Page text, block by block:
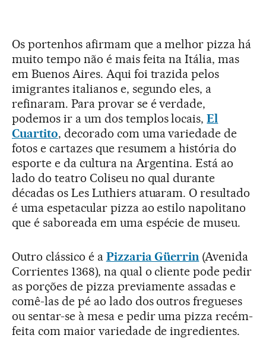
Os portenhos afirmam que a melhor pizza há
muito tempo não é mais feita na Itália, mas
em Buenos Aires. Aqui foi trazida pelos
imigrantes italianos e, segundo eles, a
refinaram. Para provar se é verdade,
podemos ir a um dos templos locais,El
Cuartito, decorado com uma variedade de
fotos e cartazes que resumem a história do
esporte e da cultura na Argentina. Está ao
lado do teatro Coliseu no qual durante
décadas os Les Luthiers atuaram. O resultado
é uma espetacular pizza ao estilo napolitano
que é saboreada em uma espécie de museu.
Outro clássico é a Pizzaria Güerrin (Avenida
Corrientes 1368), na qual o cliente pode pedir
as porções de pizza previamente assadas e
comê-las de pé ao lado dos outros fregueses
ou sentar-se à mesa e pedir uma pizza recém-
feita com maior variedade de ingredientes.